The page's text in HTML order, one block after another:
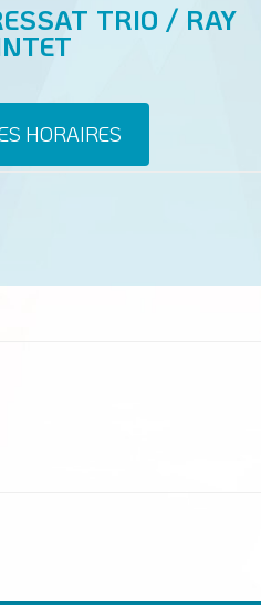
TRIO / RAY
HORAIRES